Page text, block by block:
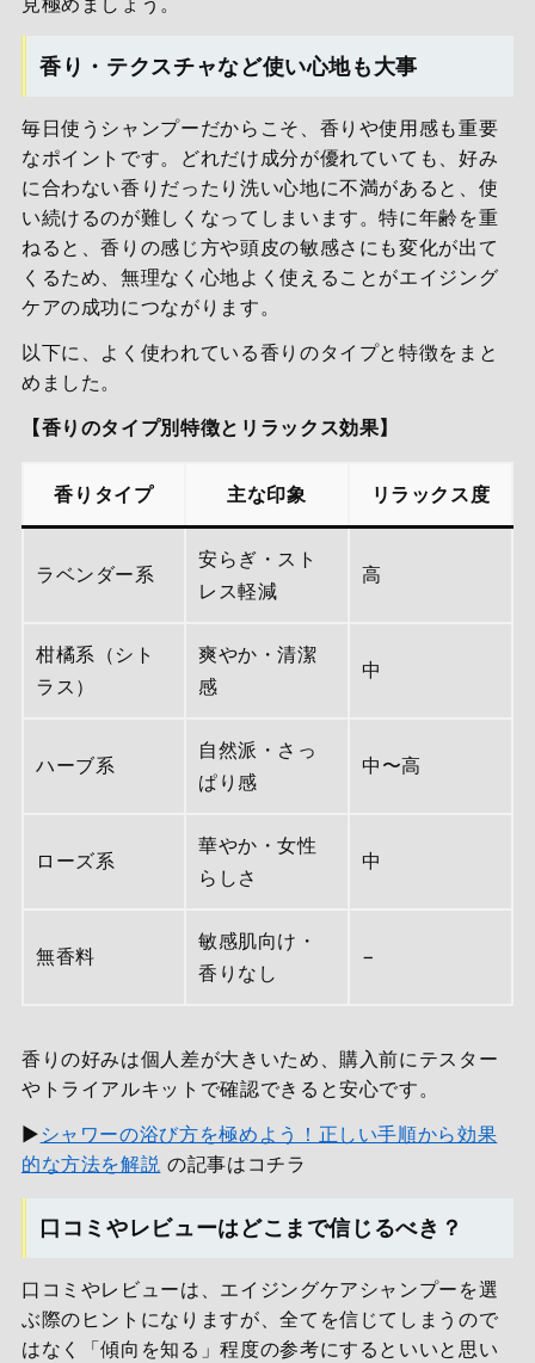
香り・テクスチャなど使い心地も大事
毎日使うシャンプーだからこそ、香りや使用感も重要
なポイントです。どれだけ成分が優れていても、好み
に合わない香りだったり洗い心地に不満があると、使
い続けるのが難しくなってしまいます。特に年齢を重
ねると、香りの感じ方や頭皮の敏感さにも変化が出て
くるため、無理なく心地よく使えることがエイジング
ケアの成功につながります。
以下に、よく使われている香りのタイプと特徴をまと
めました。
【香りのタイプ別特徴とリラックス効果】
香りタイプ 主な印象 リラックス度
ラベンダー系
安らぎ・スト
レス軽減
高
柑橘系（シト
ラス）
爽やか・清潔
感
中
ハーブ系
自然派・さっ
ぱり感
中〜高
ローズ系
華やか・女性
らしさ
中
無香料
敏感肌向け・
香りなし
−
香りの好みは個人差が大きいため、購入前にテスター
やトライアルキットで確認できると安心です。
▶ シャワーの浴び方を極めよう！正しい手順から効果
的な方法を解説 の記事はコチラ
口コミやレビューはどこまで信じるべき？
口コミやレビューは、エイジングケアシャンプーを選
ぶ際のヒントになりますが、全てを信じてしまうので
はなく「傾向を知る」程度の参考にするといいと思い